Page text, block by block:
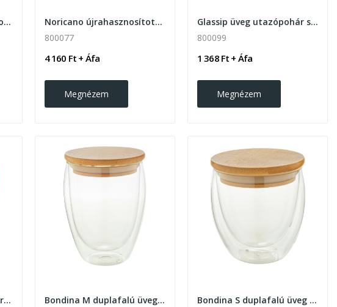
Rebby Oro újrahasznosított rozsdamentes acél...
Noricano újrahasznosított rozsdamentes acél...
800077
4 160 Ft + Áfa
Megnézem
Glassip üveg utazópohár szívószállal 400ml
800099
1 368 Ft + Áfa
Megnézem
Freyja kerámia utazóbögre 420ml
Bondina M duplafalú üveg thermo pohár 320 ml...
Bondina S duplafalú üveg thermo pohár 300 ml...